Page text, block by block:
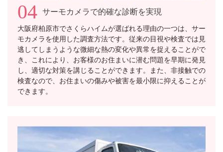
04 サーモカメラで的確な診断を実現
大阪府柏原市でさくらハイムが選ばれる理由の一つは、サー
モカメラを使用した調査方法です。従来の目視や検査では見
逃してしまうような微細な熱の変化や異常を捉えることがで
き、これにより、お客様のお住まいに潜む問題を早期に発見
し、適切な対策を講じることができます。また、非接触での
検査なので、お住まいの傷みや被害を最小限に抑えることが
できます。